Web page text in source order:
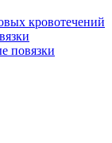
кровотечений
повязки